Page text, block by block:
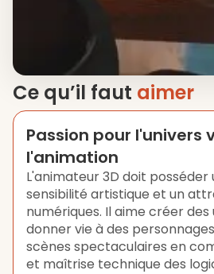
Ce qu’il faut aimer
Passion pour l'univers
l'animation
L'animateur 3D doit
sensibilité artistique et un
numériques. Il aime créer des
donner vie à des
scènes spectaculaires en
et maîtrise technique des